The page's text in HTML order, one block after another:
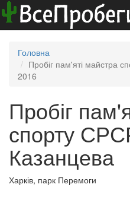
Головна
Пробіг пам'яті майстра
2016
Пробіг
спорту
Казанцева
Харків, парк Перемоги